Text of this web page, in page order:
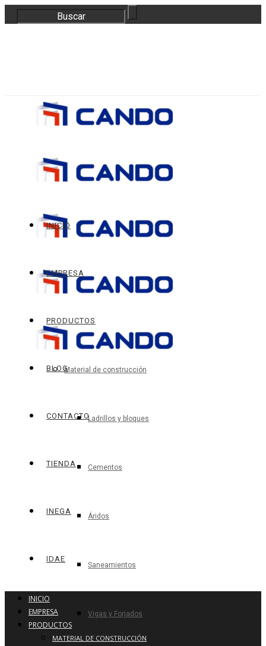
INICIO
EMPRESA
PRODUCTOS
Material de construcción
Ladrillos y bloques
Cementos
Áridos
Saneamientos
Vigas y Forjados
BLOG
CONTACTO
TIENDA
INEGA
IDAE
INICIO
EMPRESA
PRODUCTOS
MATERIAL DE CONSTRUCCIÓN